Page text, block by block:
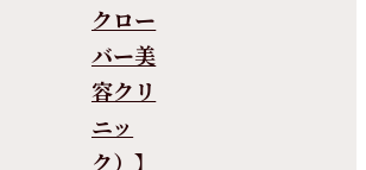
クロー
バー美
容クリ
ニッ
ク）】